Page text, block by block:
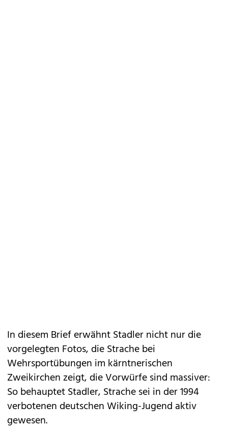
In diesem Brief erwähnt Stadler nicht nur die
vorgelegten Fotos, die Strache bei
Wehrsportübungen im kärntnerischen
Zweikirchen zeigt, die Vorwürfe sind massiver:
So behauptet Stadler, Strache sei in der 1994
verbotenen deutschen Wiking-Jugend aktiv
gewesen.